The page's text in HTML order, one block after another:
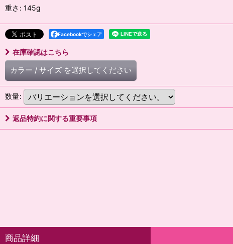
重さ : 145g
Facebookでシェア
在庫確認はこちら
カラー / サイズ を選択してください
数量:
返品特約に関する重要事項
商品詳細